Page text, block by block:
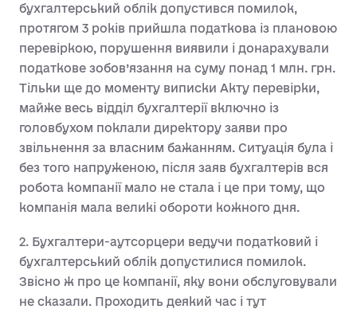
бухгалтерський облік допустився помилок,
протягом 3 років прийшла податкова із плановою
перевіркою, порушення виявили і донарахували
податкове зобов’язання на суму понад 1 млн. грн.
Тільки ще до моменту виписки Акту перевірки,
майже весь відділ бухгалтерії включно із
головбухом поклали директору заяви про
звільнення за власним бажанням. Ситуація була і
без того напруженою, після заяв бухгалтерів вся
робота компанії мало не стала і це при тому, що
компанія мала великі обороти кожного дня.
2. Бухгалтери-аутсорцери ведучи податковий і
бухгалтерський облік допустилися помилок.
Звісно ж про це компанії, яку вони обслуговували
не сказали. Проходить деякий час і тут